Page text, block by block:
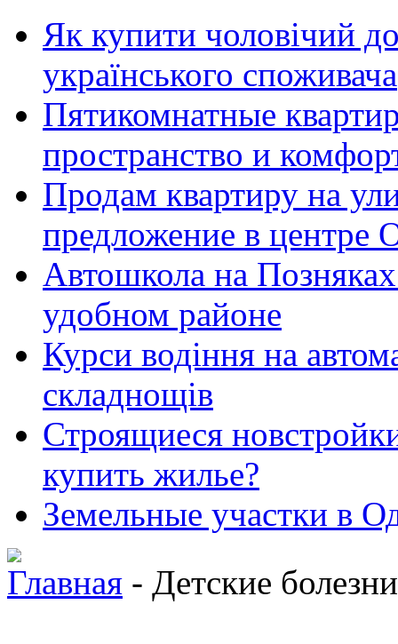
Як купити чоловічий
українського споживача
Пятикомнатные
пространство и
Продам квартиру на
предложение в центре
Автошкола на
удобном районе
Курси водіння на
складнощів
Строящиеся
купить жилье?
Земельные участки в
Главная - Детские болезни